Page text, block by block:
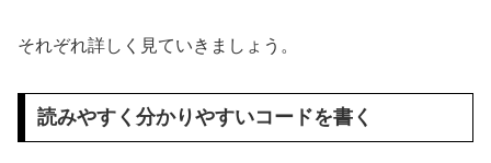
それぞれ詳しく見ていきましょう。
読みやすく分かりやすいコードを書く